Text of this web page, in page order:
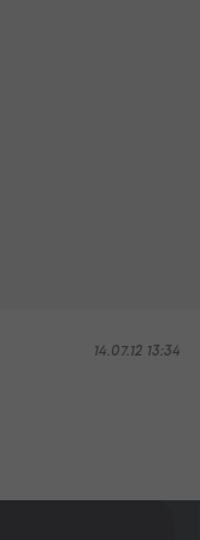
14.07.12 13:34